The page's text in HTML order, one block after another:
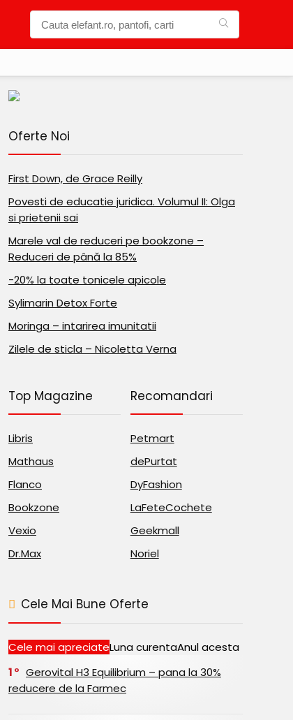
Oferte Noi
First Down, de Grace Reilly
Povesti de educatie juridica. Volumul II: Olga
si prietenii sai
Marele val de reduceri pe bookzone –
Reduceri de până la 85%
-20% la toate tonicele apicole
Sylimarin Detox Forte
Moringa – intarirea imunitatii
Zilele de sticla – Nicoletta Verna
Top Magazine
Libris
Mathaus
Flanco
Bookzone
Vexio
Dr.Max
Recomandari
Petmart
dePurtat
DyFashion
LaFeteCochete
Geekmall
Noriel
Cele Mai Bune Oferte
Cele mai apreciateLuna curentaAnul acesta
1
Gerovital H3 Equilibrium – pana la 30%
reducere de la Farmec